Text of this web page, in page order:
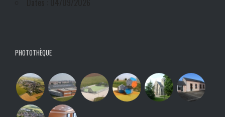
PHOTOTHÈQUE